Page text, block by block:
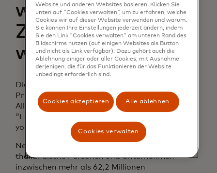
wachsenden
Zahlungsdienste
weltweit
Die Thailänder haben den Komfort von
PromptPay schnell erkannt und es sogar in ihre
Alltagssprache integriert, da sie häufig sagen:
"Let me PromptPay you" anstatt "Let me pay
you".
Neueste
thailändische Personen und Unternehmen
inzwischen mehr als 62,2 Millionen
Website und anderen Websites basieren. Klicken Sie
unten auf "Cookies verwalten", um zu erfahren, welche
Cookies wir auf dieser Website verwenden und warum.
Sie können Ihre Einstellungen jederzeit ändern, indem
Sie den Link "Cookies verwalten" am unteren Rand des
Bildschirms nutzen (auf einigen Websites als Button
und nicht als Link verfügbar). Dazu gehört auch die
Ablehnung einiger oder aller Cookies, mit Ausnahme
derjenigen, die für das Funktionieren der Website
unbedingt erforderlich sind.
Cookies akzeptieren Alle ablehnen
Cookies verwalten